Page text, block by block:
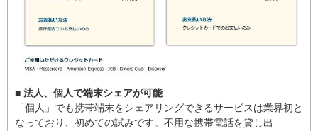
■ 法人、個人で端末シェアが可能
「個人」でも携帯端末をシェアリングできるサービスは業界初と
なっており、初めての試みです。不用な携帯電話を貸し出